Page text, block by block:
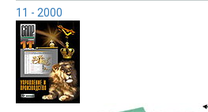
11 - 2000